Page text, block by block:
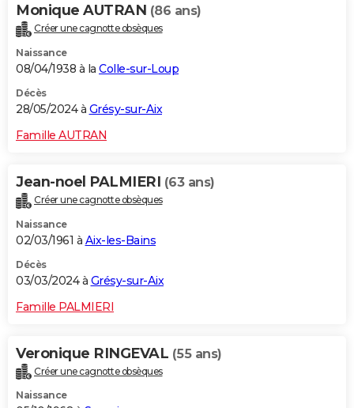
Monique AUTRAN (86 ans)
Créer une cagnotte obsèques
Naissance
08/04/1938 à la Colle-sur-Loup
Décès
28/05/2024 à Grésy-sur-Aix
Famille AUTRAN
Jean-noel PALMIERI (63 ans)
Créer une cagnotte obsèques
Naissance
02/03/1961 à Aix-les-Bains
Décès
03/03/2024 à Grésy-sur-Aix
Famille PALMIERI
Veronique RINGEVAL (55 ans)
Créer une cagnotte obsèques
Naissance